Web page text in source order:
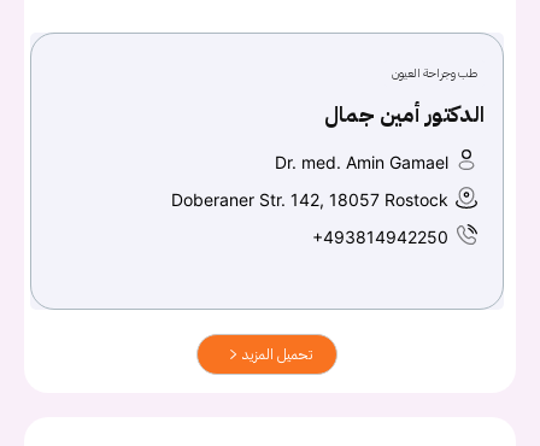
طب وجراحة العيون
الدكتور أمين جمال
Dr. med. Amin Gamael
Doberaner Str. 142, 18057 Rostock
+493814942250
تحميل المزيد